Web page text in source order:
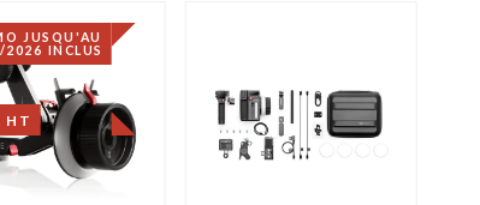
JUSQU'AU
INCLUS
HT